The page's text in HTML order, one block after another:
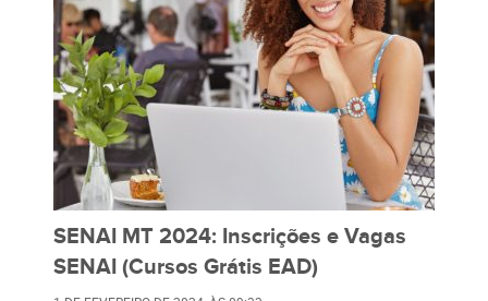
SENAI MT 2024: Inscrições e Vagas
SENAI (Cursos Grátis EAD)